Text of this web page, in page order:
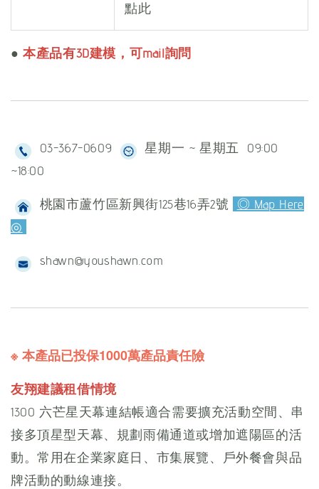
點此
●本產品有3D建模，可mail詢問
03-367-0609
星期一 ~ 星期五 09:00
~18:00
桃園市蘆竹區新興街125巷16弄2號
◎ Map Here
◎
shawn@youshawn.com
※ 本產品已投保1000萬產品責任險
友翔建議租借情境
1300 六芒星天幕連結帳適合需要擴充活動空間、串
接多頂星型天幕、規劃雨備通道或增加遮陽區的活
動。常用在企業家庭日、市集展覽、戶外餐會與品
牌活動的動線連接。